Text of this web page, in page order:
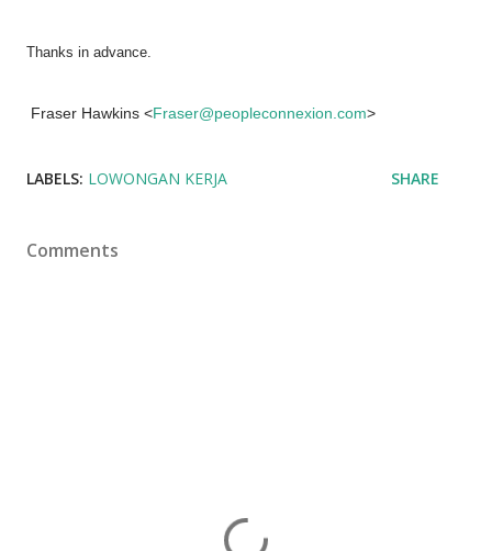
Thanks in advance.
Fraser Hawkins <Fraser@peopleconnexion.com>
LABELS: LOWONGAN KERJA SHARE
Comments